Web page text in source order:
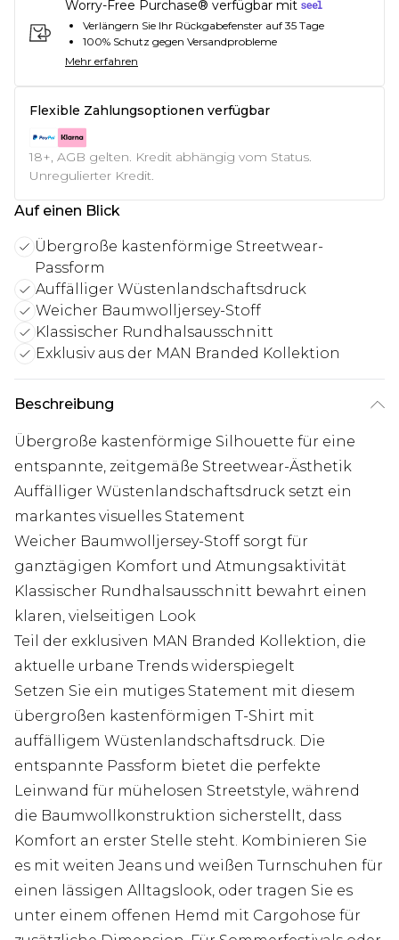
Worry-Free Purchase® verfügbar mit
Verlängern Sie Ihr Rückgabefenster auf 35 Tage
100% Schutz gegen Versandprobleme
Mehr erfahren
Flexible Zahlungsoptionen verfügbar
18+, AGB gelten. Kredit abhängig vom Status.
Unregulierter Kredit.
Auf einen Blick
Übergroße kastenförmige Streetwear-
Passform
Auffälliger Wüstenlandschaftsdruck
Weicher Baumwolljersey-Stoff
Klassischer Rundhalsausschnitt
Exklusiv aus der MAN Branded Kollektion
Beschreibung
Übergroße kastenförmige Silhouette für eine
entspannte, zeitgemäße Streetwear-Ästhetik
Auffälliger Wüstenlandschaftsdruck setzt ein
markantes visuelles Statement
Weicher Baumwolljersey-Stoff sorgt für
ganztägigen Komfort und Atmungsaktivität
Klassischer Rundhalsausschnitt bewahrt einen
klaren, vielseitigen Look
Teil der exklusiven MAN Branded Kollektion, die
aktuelle urbane Trends widerspiegelt
Setzen Sie ein mutiges Statement mit diesem
übergroßen kastenförmigen T-Shirt mit
auffälligem Wüstenlandschaftsdruck. Die
entspannte Passform bietet die perfekte
Leinwand für mühelosen Streetstyle, während
die Baumwollkonstruktion sicherstellt, dass
Komfort an erster Stelle steht. Kombinieren Sie
es mit weiten Jeans und weißen Turnschuhen für
einen lässigen Alltagslook, oder tragen Sie es
unter einem offenen Hemd mit Cargohose für